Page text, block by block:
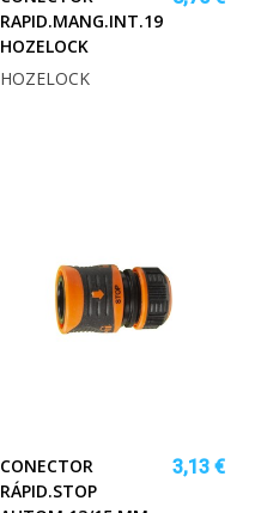
RAPID.MANG.INT.19
HOZELOCK
HOZELOCK
CONECTOR
RÁPID.STOP
3,13 €